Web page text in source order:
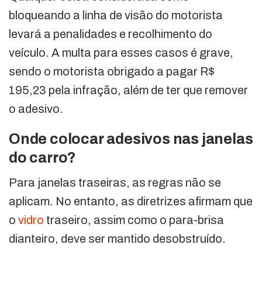
bloqueando a linha de visão do motorista
levará a penalidades e recolhimento do
veículo. A multa para esses casos é grave,
sendo o motorista obrigado a pagar R$
195,23 pela infração, além de ter que remover
o adesivo.
Onde colocar adesivos nas janelas
do carro?
Para janelas traseiras, as regras não se
aplicam. No entanto, as diretrizes afirmam que
o vidro traseiro, assim como o para-brisa
dianteiro, deve ser mantido desobstruído.